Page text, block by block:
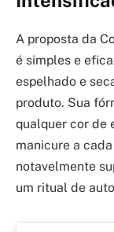
A proposta da
é simples e
espelhado e
produto. Sua
qualquer cor de
manicure a
notavelmente
um ritual de